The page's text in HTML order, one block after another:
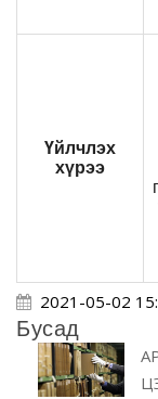
Үйлчлэх
хүрээ
2021-05-02
Бусад